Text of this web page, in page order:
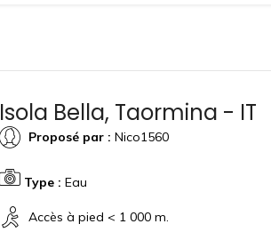
Isola Bella, Taormina - IT
Proposé par : Nico1560
Type : Eau
Accès à pied < 1 000 m.